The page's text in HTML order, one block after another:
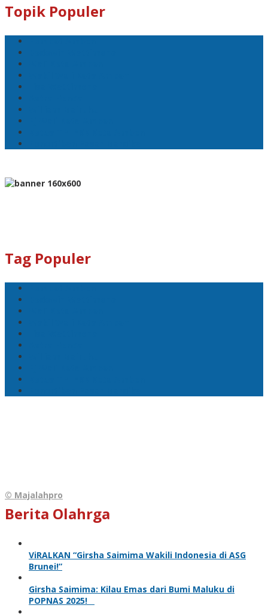
Topik Populer
Tag Populer
© Majalahpro
Berita Olahrga
ViRALKAN “Girsha Saimima Wakili Indonesia di ASG
Brunei!”
Girsha Saimima: Kilau Emas dari Bumi Maluku di
POPNAS 2025!